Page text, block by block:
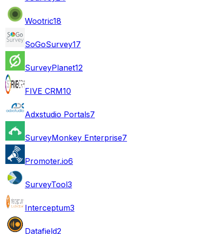
Wootric18
SoGoSurvey17
SurveyPlanet12
FIVE CRM10
Adxstudio Portals7
SurveyMonkey Enterprise7
Promoter.io6
SurveyTool3
Interceptum3
Datafield2